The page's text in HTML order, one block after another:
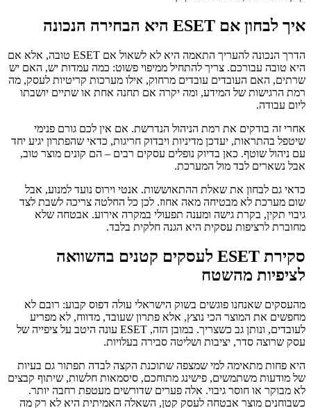
איך לבחון אם ESET היא הבחירה הנכונה
הדרך הנכונה להעריך התאמה היא לא לשאול אם ESET טובה, אלא אם
היא טובה עבורכם. צריך להתחיל ממיפוי פשוט: כמה עמדות יש, האם יש
שרתים, האם העובדים עובדים מרחוק, אילו מערכות קריטיות לעסק, מה
רמת הרגישות של המידע, ומה יקרה אם תחנה אחת או שתיים יושבתו
ליום עבודה.
אחרי זה בודקים את רמת הניהול הנדרשת. אם אין לכם גורם פנימי
שיטפל בהתראות, יעדכן מדיניות ויבדוק חריגות, כדאי שהפתרון יגיע יחד
עם ניהול שוטף. כאן בדיוק נופלים עסקים רבים – הם קונים מוצר טוב,
אבל נשארים לבד מול המערכת.
כדאי גם לבחון את שאלת ההתאוששות. אנטי וירוס נועד למנוע, אבל
שום מערכת לא מבטיחה מאה אחוז. לכן כל החלטה צריכה לשבת לצד
גיבוי תקין, בקרת גישה ומענה תפעולי במקרה אירוע. אבטחה שלא
מחוברת לרציפות עסקית היא הגנה חלקית בלבד.
סקירת ESET לעסקים קטנים בהשוואה
לציפיות מהשטח
מהעסקים שאנחנו פוגשים בשוק הישראלי עולה דפוס קבוע: רובם לא
מחפשים את המוצר הכי נוצץ, אלא פתרון שעובד, מדווח, לא מפריע
לעובדים, ונותן גב כשצריך. במובן הזה, ESET עונה היטב על ציפייה של
עסק שרוצה סדר, יציבות ושליטה סבירה בעלויות.
היא פחות מתאימה למי שמצפה שתוכנת הקצה לבדה תפתור גם בעיות
של מודעות משתמשים, פישינג מתוחכם, סיסמאות חלשות, שיתוף קבצים
לא מבוקר או חוסר גיבוי. אלה פערים שדורשים מעטפת רחבה יותר.
כשבוחנים מוצר אבטחה לעסק קטן, השאלה האמיתית היא לא רק מה